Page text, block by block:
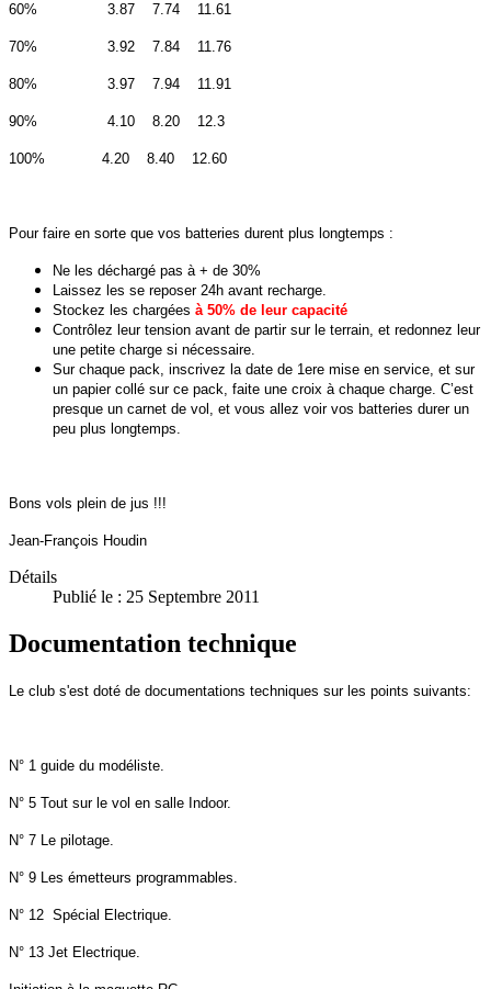
60% 3.87 7.74 11.61
70% 3.92 7.84 11.76
80% 3.97 7.94 11.91
90% 4.10 8.20 12.3
100% 4.20 8.40 12.60
Pour faire en sorte que vos batteries durent plus longtemps :
Ne les déchargé pas à + de 30%
Laissez les se reposer 24h avant recharge.
Stockez les chargées à 50% de leur capacité
Contrôlez leur tension avant de partir sur le terrain, et redonnez leur
une petite charge si nécessaire.
Sur chaque pack, inscrivez la date de 1ere mise en service, et sur
un papier collé sur ce pack, faite une croix à chaque charge. C’est
presque un carnet de vol, et vous allez voir vos batteries durer un
peu plus longtemps.
Bons vols plein de jus !!!
Jean-François Houdin
Détails
Publié le : 25 Septembre 2011
Documentation technique
Le club s'est doté de documentations techniques sur les points suivants:
N° 1 guide du modéliste.
N° 5 Tout sur le vol en salle Indoor.
N° 7 Le pilotage.
N° 9 Les émetteurs programmables.
N° 12 Spécial Electrique.
N° 13 Jet Electrique.